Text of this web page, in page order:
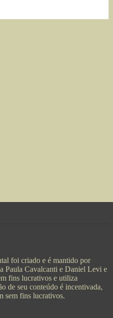
foi criado e é mantido por
Paula Cavalcanti e Daniel Levi e
fins lucrativos e utiliza
de seu conteúdo é incentivada,
sem fins lucrativos.